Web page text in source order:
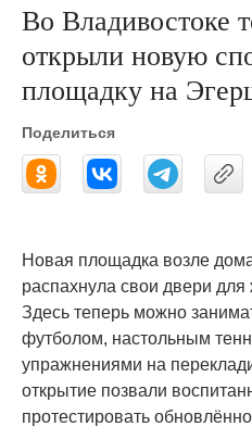
Во Владивостоке
открыли новую
площадку на
Поделиться
Новая площадка возле
распахнула свои двери
Здесь теперь можно
футболом, настольным
упражнениями на
открытие позвали
протестировать